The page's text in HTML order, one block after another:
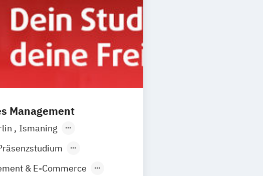
Management
Ismaning
Hannover
Düsseldorf
& E-Commerce